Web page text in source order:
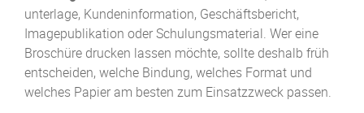
unterlage, Kunden­information, Geschäfts­bericht,
Imagepublikation oder Schulungs­material. Wer eine
Broschüre drucken lassen möchte, sollte deshalb früh
entscheiden, welche Bindung, welches Format und
welches Papier am besten zum Einsatzzweck passen.